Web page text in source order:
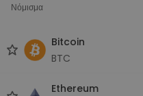
Νόμισμα
Bitcoin
BTC
Ethereum